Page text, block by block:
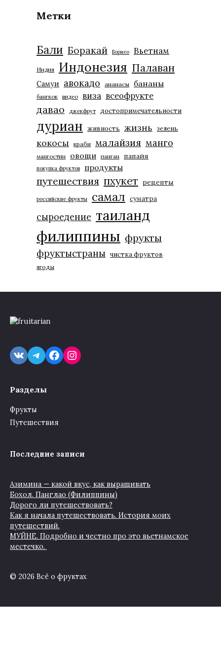
Метки
Бали Боракай Борнео Вьетнам
Индия Индонезия Палаван
Самуи авокадо ананасы бананы
бангкок видео виза всеофрукте
давао джекфрут достопримечательности
дуриан живность жизнь зелень
кокосы краби малайзия манго
мангостин овощи панган папайя
покупка фруктов продукты
путешествия пхукет рецепты
российские фрукты самал суматра
сыроедение таиланд
филиппины фрукты
фруктыстраны чистка фруктов
ягоды
VKTelegram
Facebook
Instagram
Разделы
Фрукты
Путешествия
Последние записи
Азимина — какой вкус, как выращивать
Бохол. Панглао (Филиппины)
Дорого ли путешествовать?
Как я начала путешествовать. История моих
путешествий.
МУЙНЕ. Подробно и честно про это вьетнамское
местечко.
© 2026 Всё о фруктах